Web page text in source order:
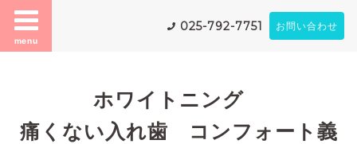
menu
025-792-7751 お問い合わせ
ホワイトニング
痛くない入れ歯 コンフォート義